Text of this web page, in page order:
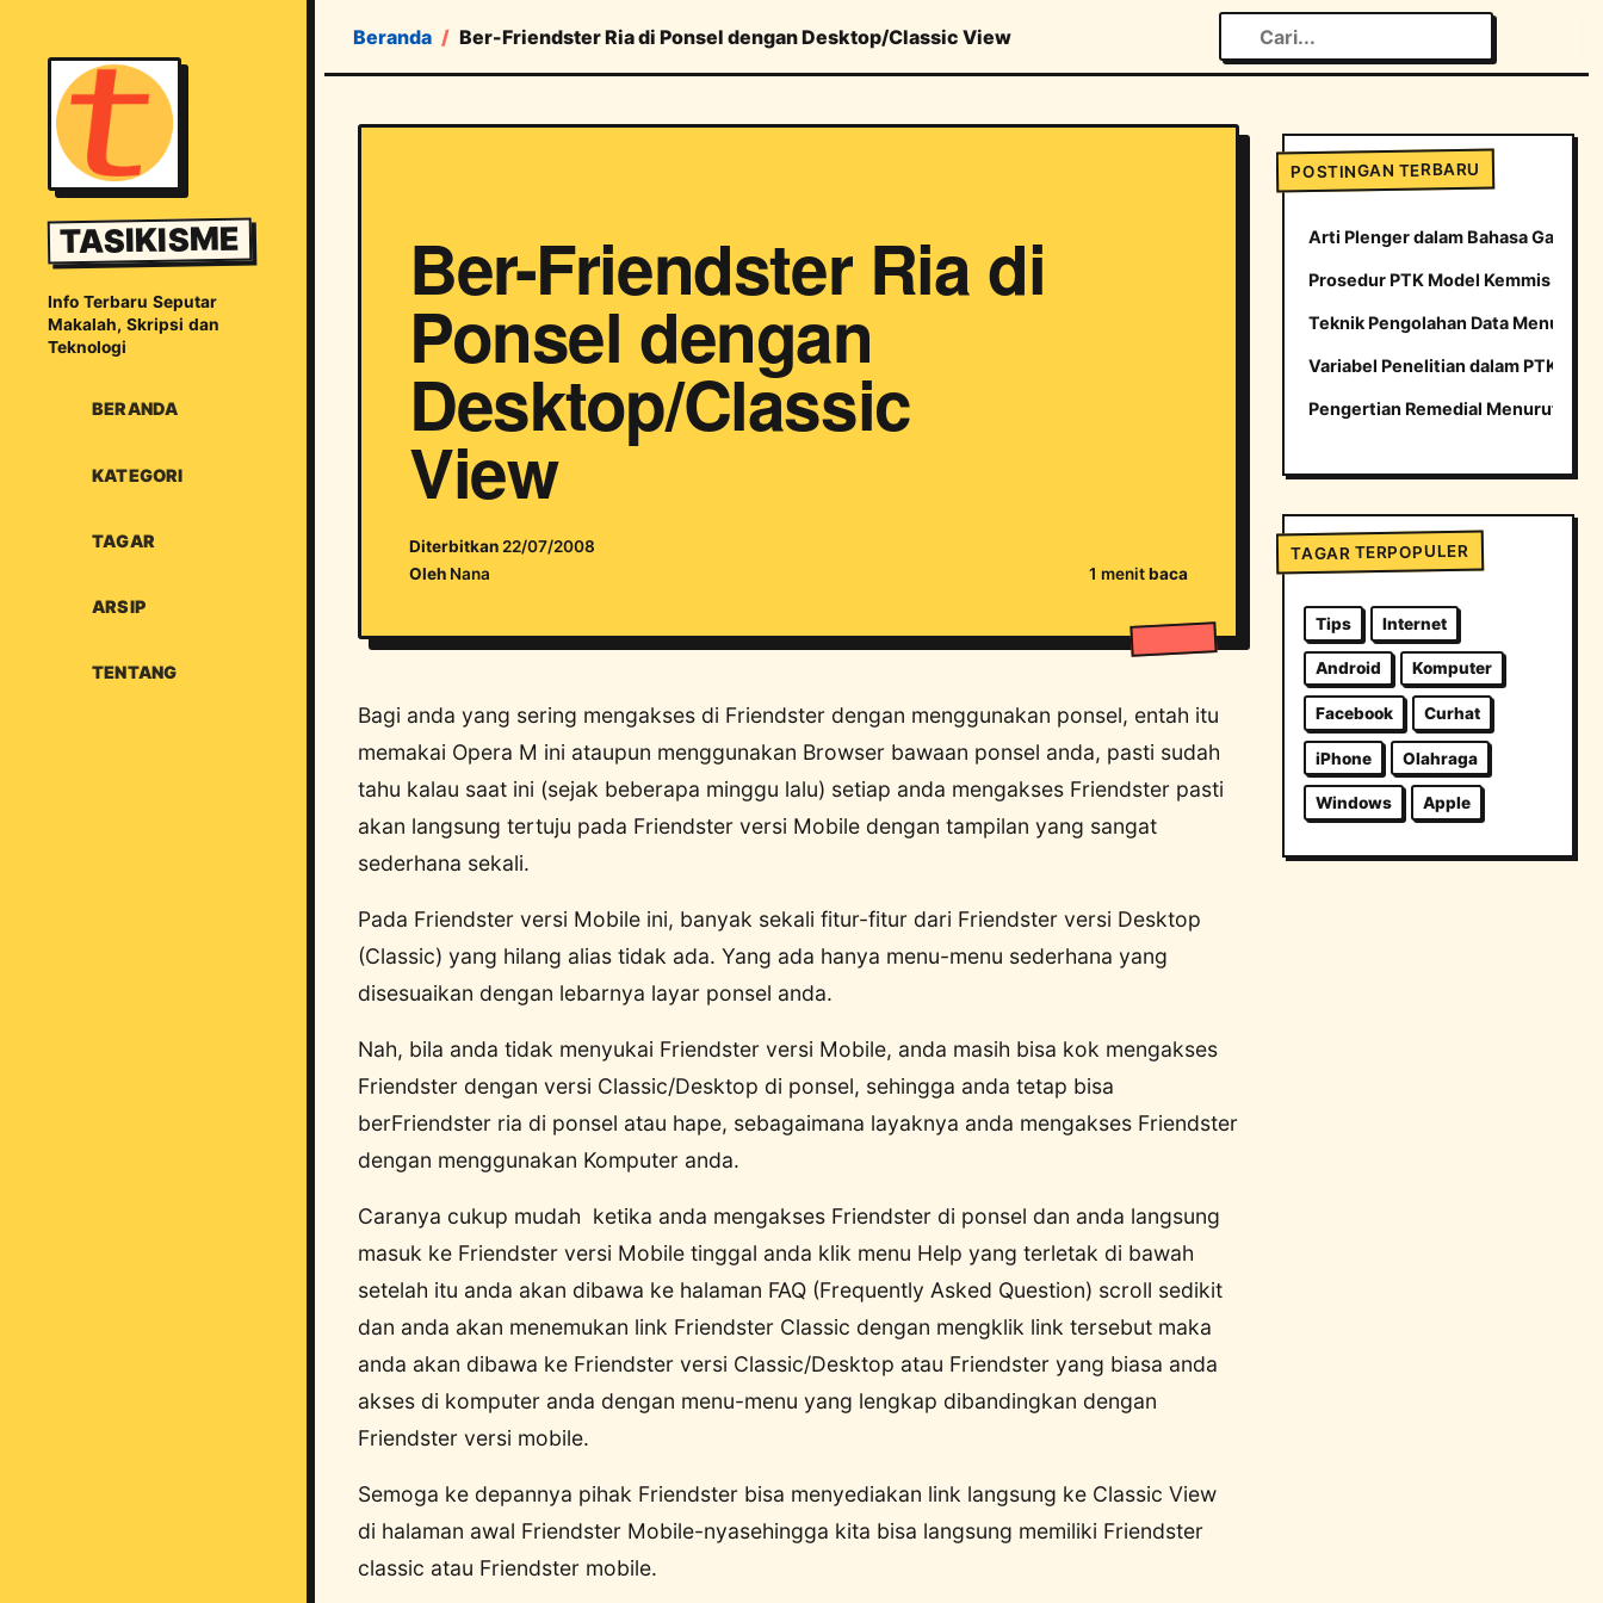
TASIKISME
Info Terbaru Seputar
Makalah, Skripsi dan
Teknologi
BERANDA
KATEGORI
TAGAR
ARSIP
TENTANG
Beranda Ber-Friendster Ria di Ponsel dengan Desktop/Classic View
Ber-Friendster Ria di
Ponsel dengan
Desktop/Classic
View
Diterbitkan 22/07/2008
Oleh Nana 1 menitbaca
Bagi anda yang sering mengakses di Friendster dengan menggunakan ponsel, entah itu
memakai Opera M ini ataupun menggunakan Browser bawaan ponsel anda, pasti sudah
tahu kalau saat ini (sejak beberapa minggu lalu) setiap anda mengakses Friendster pasti
akan langsung tertuju pada Friendster versi Mobile dengan tampilan yang sangat
sederhana sekali.
Pada Friendster versi Mobile ini, banyak sekali fitur-fitur dari Friendster versi Desktop
(Classic) yang hilang alias tidak ada. Yang ada hanya menu-menu sederhana yang
disesuaikan dengan lebarnya layar ponsel anda.
Nah, bila anda tidak menyukai Friendster versi Mobile, anda masih bisa kok mengakses
Friendster dengan versi Classic/Desktop di ponsel, sehingga anda tetap bisa
berFriendster ria di ponsel atau hape, sebagaimana layaknya anda mengakses Friendster
dengan menggunakan Komputer anda.
Caranya cukup mudah ketika anda mengakses Friendster di ponsel dan anda langsung
masuk ke Friendster versi Mobile tinggal anda klik menu Help yang terletak di bawah
setelah itu anda akan dibawa ke halaman FAQ (Frequently Asked Question) scroll sedikit
dan anda akan menemukan link Friendster Classic dengan mengklik link tersebut maka
anda akan dibawa ke Friendster versi Classic/Desktop atau Friendster yang biasa anda
akses di komputer anda dengan menu-menu yang lengkap dibandingkan dengan
Friendster versi mobile.
Semoga ke depannya pihak Friendster bisa menyediakan link langsung ke Classic View
di halaman awal Friendster Mobile-nyasehingga kita bisa langsung memiliki Friendster
classic atau Friendster mobile.
POSTINGAN TERBARU
Arti Plenger dalam Bahasa Gaul
Prosedur PTK Model Kemmis dan
Teknik Pengolahan Data Menurut
Variabel Penelitian dalam PTK
Pengertian Remedial Menurut
TAGAR TERPOPULER
Tips Internet
Android Komputer
Facebook Curhat
iPhone Olahraga
Windows Apple